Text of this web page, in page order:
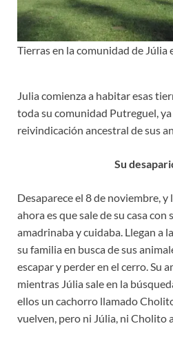
Tierras en la comunidad de Júlia
Julia comienza a habitar esas
toda su comunidad Putreguel,
reivindicación ancestral de sus
Su
Desaparece el 8 de noviembre, y
ahora es que sale de su casa con
amadrinaba y cuidaba. Llegan a
su familia en busca de sus
escapar y perder en el cerro. Su
mientras Júlia sale en la
ellos un cachorro llamado
vuelven, pero ni Júlia, ni Cholito